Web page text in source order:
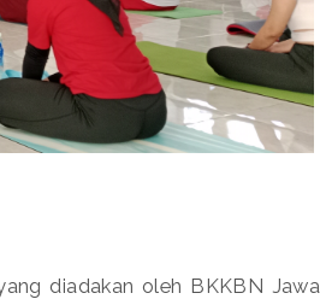
diadakan oleh BKKBN Jawa